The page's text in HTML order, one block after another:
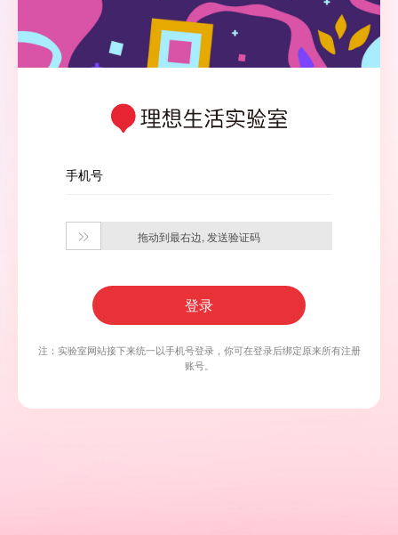
手机号
 拖动到最右边, 发送验证码
登录
注：实验室网站接下来统一以手机号登录，你可在登录后绑定原来所有注册
账号。